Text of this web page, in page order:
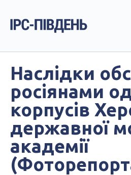
Наслідки
росіянами
корпусів
державної
академії